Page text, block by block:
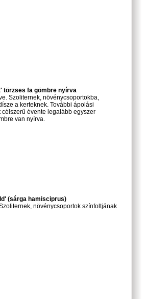
törzses fa gömbre nyírva
Szoliternek, növénycsoportokba,
a kerteknek. További ápolási
évente legalább egyszer
van nyírva.
(sárga hamisciprus)
növénycsoportok színfoltjának